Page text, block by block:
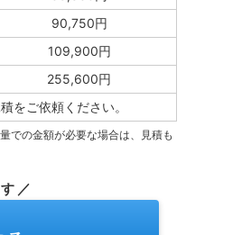
90,750円
109,900円
255,600円
積をご依頼ください。
での金額が必要な場合は、見積も
／